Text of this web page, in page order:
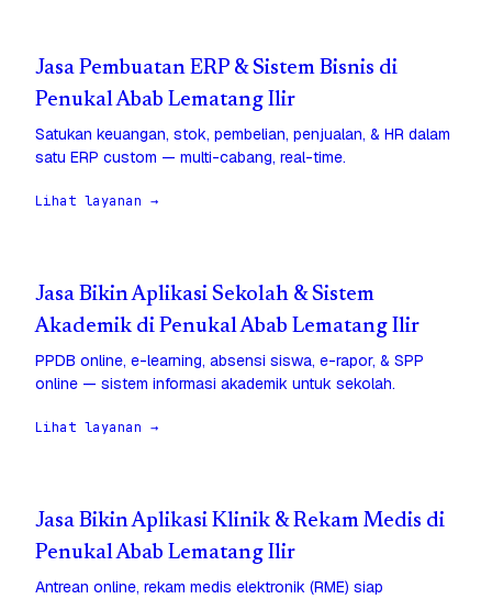
Jasa Pembuatan ERP & Sistem Bisnis di
Penukal Abab Lematang Ilir
Satukan keuangan, stok, pembelian, penjualan, & HR dalam
satu ERP custom — multi-cabang, real-time.
Lihat layanan →
Jasa Bikin Aplikasi Sekolah & Sistem
Akademik di Penukal Abab Lematang Ilir
PPDB online, e-learning, absensi siswa, e-rapor, & SPP
online — sistem informasi akademik untuk sekolah.
Lihat layanan →
Jasa Bikin Aplikasi Klinik & Rekam Medis di
Penukal Abab Lematang Ilir
Antrean online, rekam medis elektronik (RME) siap